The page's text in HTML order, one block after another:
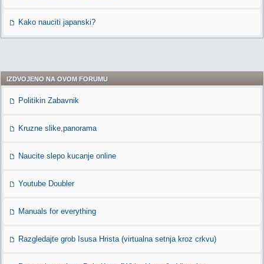
Kako nauciti japanski?
IZDVOJENO NA OVOM FORUMU
Politikin Zabavnik
Kruzne slike,panorama
Naucite slepo kucanje online
Youtube Doubler
Manuals for everything
Razgledajte grob Isusa Hrista (virtualna setnja kroz crkvu)